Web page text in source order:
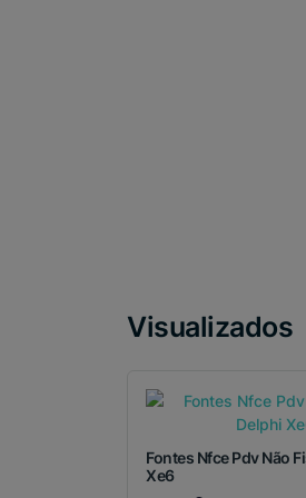
Visualizados
Fontes Nfce Pdv Não
Xe6